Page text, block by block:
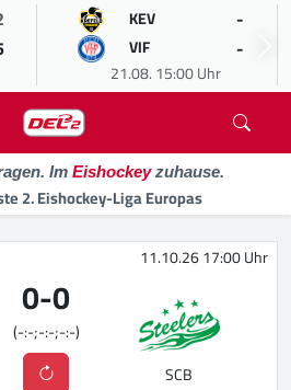
KEV -
VIF -
21.08. 15:00 Uhr
Im Eishockeyzuhause.
2. Eishockey-Liga Europas
11.10.26 17:00 Uhr
0-0
(-:-;-:-;-:-)
SCB